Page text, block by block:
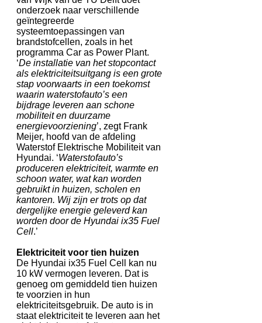
onderzoek naar verschillende
geïntegreerde
systeemtoepassingen van
brandstofcellen, zoals in het
programma Car as Power Plant.
‘De installatie van het stopcontact
als elektriciteitsuitgang is een grote
stap voorwaarts in een toekomst
waarin waterstofauto’s een
bijdrage leveren aan schone
mobiliteit en duurzame
energievoorziening’, zegt Frank
Meijer, hoofd van de afdeling
Waterstof Elektrische Mobiliteit van
Hyundai. ‘Waterstofauto’s
produceren elektriciteit, warmte en
schoon water, wat kan worden
gebruikt in huizen, scholen en
kantoren. Wij zijn er trots op dat
dergelijke energie geleverd kan
worden door de Hyundai ix35 Fuel
Cell.’
Elektriciteit voor tien huizen
De Hyundai ix35 Fuel Cell kan nu
10 kW vermogen leveren. Dat is
genoeg om gemiddeld tien huizen
te voorzien in hun
elektriciteitsgebruik. De auto is in
staat elektriciteit te leveren aan het